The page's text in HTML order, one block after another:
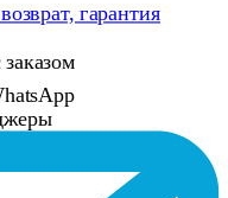
гарантия